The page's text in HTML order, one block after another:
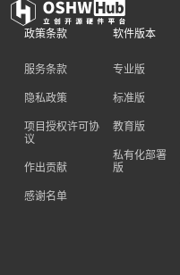
政策条款
服务条款
隐私政策
项目授权许可协
议
作出贡献
感谢名单
软件版本
专业版
标准版
教育版
私有化部署
版